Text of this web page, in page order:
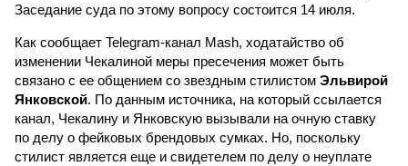
Заседание суда по этому вопросу состоится 14 июля.
Как сообщает Telegram-канал Mash, ходатайство об
изменении Чекалиной меры пресечения может быть
связано с ее общением со звездным стилистом Эльвирой
Янковской. По данным источника, на который ссылается
канал, Чекалину и Янковскую вызывали на очную ставку
по делу о фейковых брендовых сумках. Но, поскольку
стилист является еще и свидетелем по делу о неуплате